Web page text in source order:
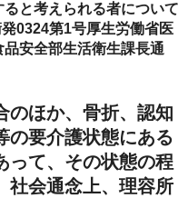
と考えられる者について
0324第1号厚生労働省医
安全部生活衛生課長通
のほか、骨折、認知
の要介護状態にある
って、その状態の程
社会通念上、理容所